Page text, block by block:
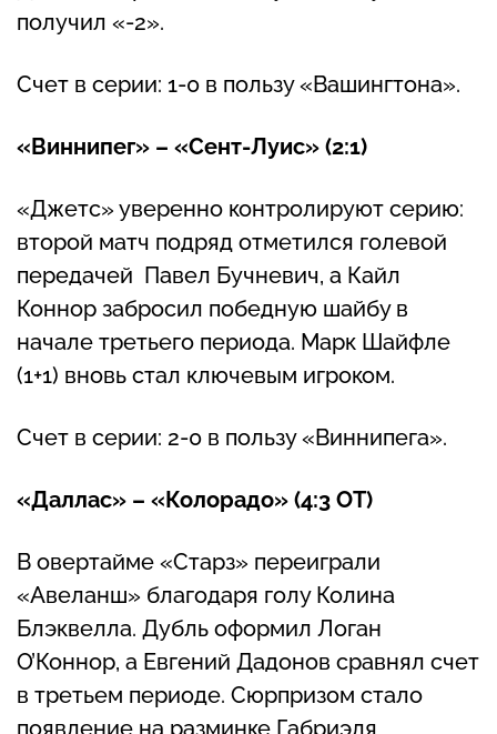
получил «-2».
Счет в серии: 1-0 в пользу «Вашингтона».
«Виннипег» – «Сент-Луис» (2:1)
«Джетс» уверенно контролируют серию:
второй матч подряд отметился голевой
передачей Павел Бучневич, а Кайл
Коннор забросил победную шайбу в
начале третьего периода. Марк Шайфле
(1+1) вновь стал ключевым игроком.
Счет в серии: 2-0 в пользу «Виннипега».
«Даллас» – «Колорадо» (4:3 ОТ)
В овертайме «Старз» переиграли
«Авеланш» благодаря голу Колина
Блэквелла. Дубль оформил Логан
О’Коннор, а Евгений Дадонов сравнял счет
в третьем периоде. Сюрпризом стало